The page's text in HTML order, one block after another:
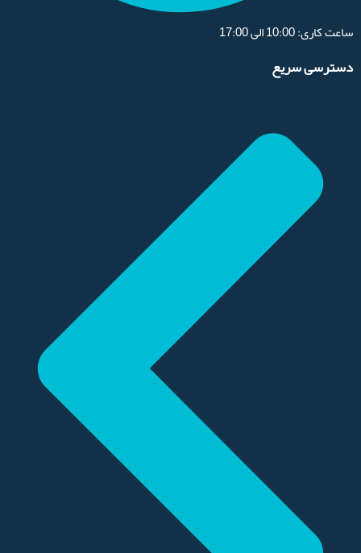
ساعت کاری: 10:00 الی 17:00
دسترسی سریع